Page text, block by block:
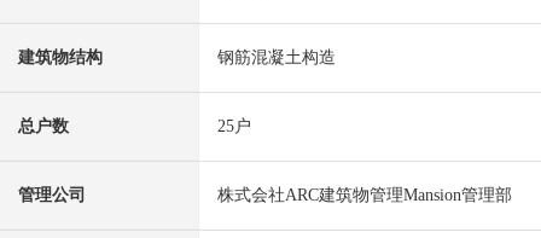
建筑物结构 钢筋混凝土构造
总户数 25户
管理公司 株式会社ARC建筑物管理Mansion管理部